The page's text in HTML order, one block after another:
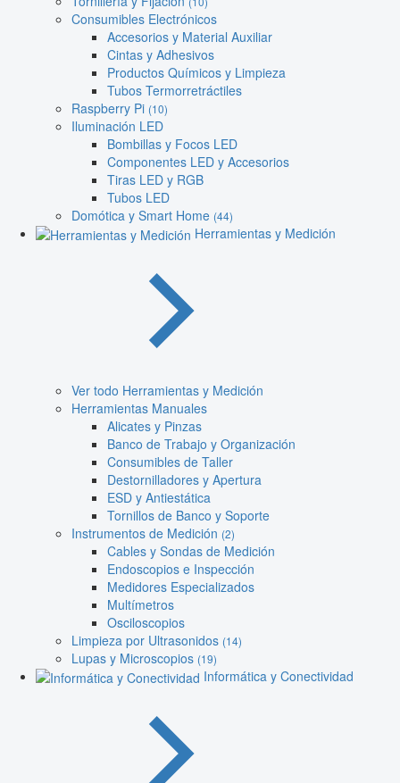
Consumibles Electrónicos
Accesorios y Material Auxiliar
Cintas y Adhesivos
Productos Químicos y Limpieza
Tubos Termorretráctiles
Raspberry Pi (10)
Iluminación LED
Bombillas y Focos LED
Componentes LED y Accesorios
Tiras LED y RGB
Tubos LED
Domótica y Smart Home (44)
Herramientas y Medición
Ver todo Herramientas y Medición
Herramientas Manuales
Alicates y Pinzas
Banco de Trabajo y Organización
Consumibles de Taller
Destornilladores y Apertura
ESD y Antiestática
Tornillos de Banco y Soporte
Instrumentos de Medición (2)
Cables y Sondas de Medición
Endoscopios e Inspección
Medidores Especializados
Multímetros
Osciloscopios
Limpieza por Ultrasonidos (14)
Lupas y Microscopios (19)
Informática y Conectividad